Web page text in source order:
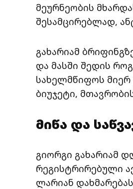
მეურნეობის
შესამცირებლად,
გახარიამ
და მასში შედის
სახელმწიფოს
ბიუჯეტი,
მიწა და
გიორგი გახარიამ
რეგისტრირებული
ლარიან